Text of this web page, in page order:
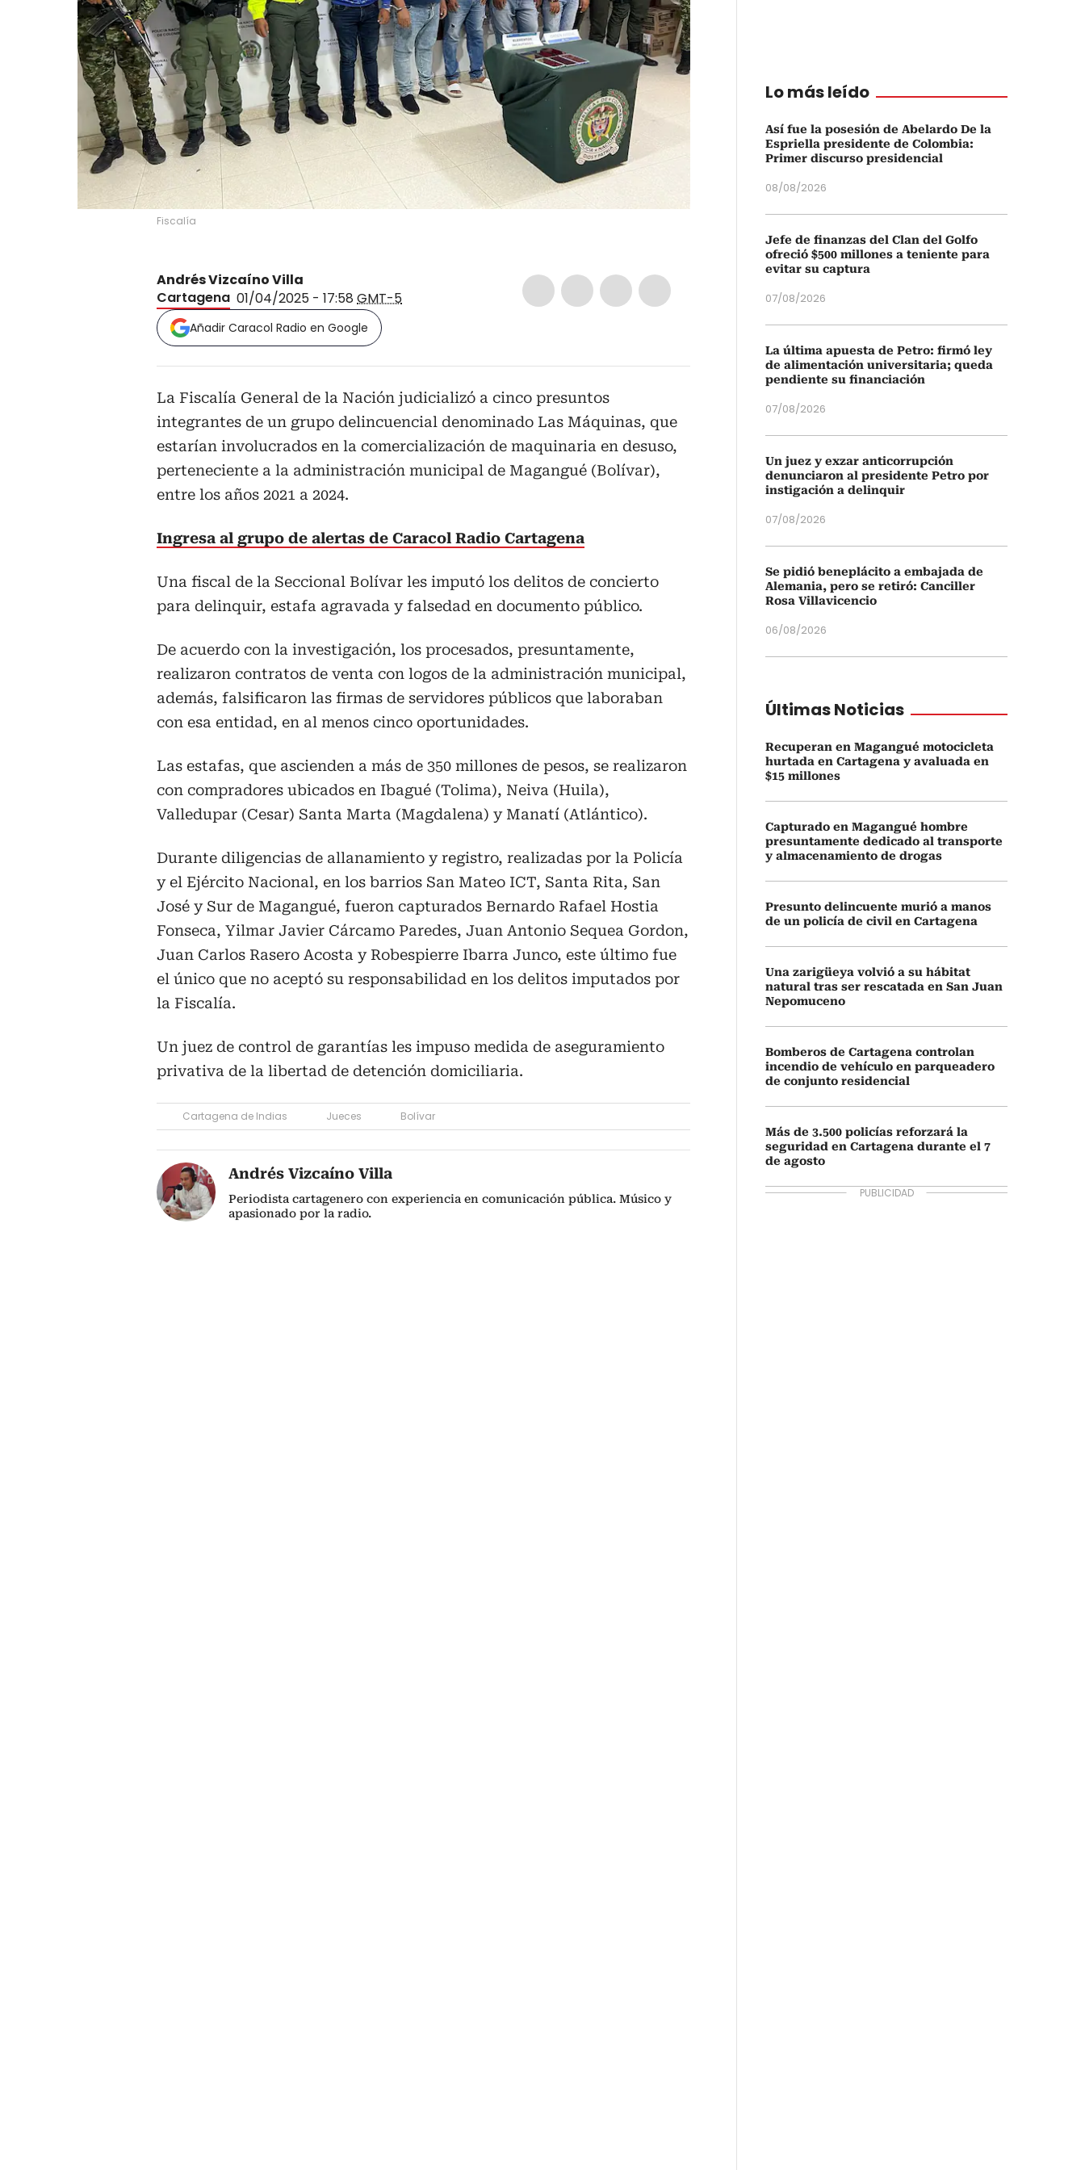
Fiscalía
Andrés Vizcaíno Villa
Cartagena 01/04/2025 - 17:58 GMT-5
Añadir Caracol Radio en Google
La Fiscalía General de la Nación judicializó a cinco presuntos
integrantes de un grupo delincuencial denominado Las Máquinas, que
estarían involucrados en la comercialización de maquinaria en desuso,
perteneciente a la administración municipal de Magangué (Bolívar),
entre los años 2021 a 2024.
Ingresa al grupo de alertas de Caracol Radio Cartagena
Una fiscal de la Seccional Bolívar les imputó los delitos de concierto
para delinquir, estafa agravada y falsedad en documento público.
De acuerdo con la investigación, los procesados, presuntamente,
realizaron contratos de venta con logos de la administración municipal,
además, falsificaron las firmas de servidores públicos que laboraban
con esa entidad, en al menos cinco oportunidades.
Las estafas, que ascienden a más de 350 millones de pesos, se realizaron
con compradores ubicados en Ibagué (Tolima), Neiva (Huila),
Valledupar (Cesar) Santa Marta (Magdalena) y Manatí (Atlántico).
Durante diligencias de allanamiento y registro, realizadas por la Policía
y el Ejército Nacional, en los barrios San Mateo ICT, Santa Rita, San
José y Sur de Magangué, fueron capturados Bernardo Rafael Hostia
Fonseca, Yilmar Javier Cárcamo Paredes, Juan Antonio Sequea Gordon,
Juan Carlos Rasero Acosta y Robespierre Ibarra Junco, este último fue
el único que no aceptó su responsabilidad en los delitos imputados por
la Fiscalía.
Un juez de control de garantías les impuso medida de aseguramiento
privativa de la libertad de detención domiciliaria.
Cartagena de Indias Jueces Bolívar
Andrés Vizcaíno Villa
Periodista cartagenero con experiencia en comunicación pública. Músico y
apasionado por la radio.
Lo más leído
Así fue la posesión de Abelardo De la
Espriella presidente de Colombia:
Primer discurso presidencial
08/08/2026
Jefe de finanzas del Clan del Golfo
ofreció $500 millones a teniente para
evitar su captura
07/08/2026
La última apuesta de Petro: firmó ley
de alimentación universitaria; queda
pendiente su financiación
07/08/2026
Un juez y exzar anticorrupción
denunciaron al presidente Petro por
instigación a delinquir
07/08/2026
Se pidió beneplácito a embajada de
Alemania, pero se retiró: Canciller
Rosa Villavicencio
06/08/2026
Últimas Noticias
Recuperan en Magangué motocicleta
hurtada en Cartagena y avaluada en
$15 millones
Capturado en Magangué hombre
presuntamente dedicado al transporte
y almacenamiento de drogas
Presunto delincuente murió a manos
de un policía de civil en Cartagena
Una zarigüeya volvió a su hábitat
natural tras ser rescatada en San Juan
Nepomuceno
Bomberos de Cartagena controlan
incendio de vehículo en parqueadero
de conjunto residencial
Más de 3.500 policías reforzará la
seguridad en Cartagena durante el 7
de agosto